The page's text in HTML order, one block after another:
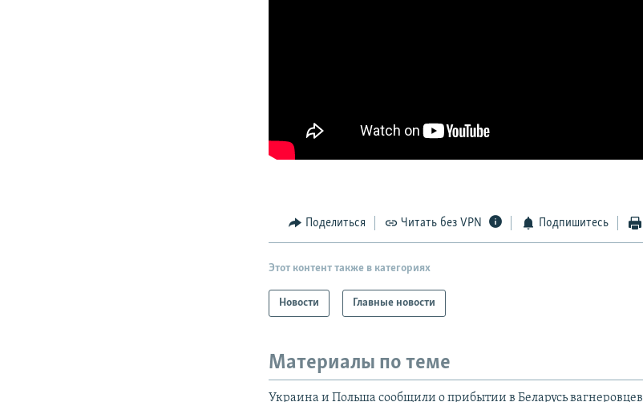
Поделиться Читать без VPN Подпишитесь
Этот контент также в категориях
Новости Главные новости
Материалы по теме
Украина и Польша сообщили о прибытии в Беларусь вагнеровцев